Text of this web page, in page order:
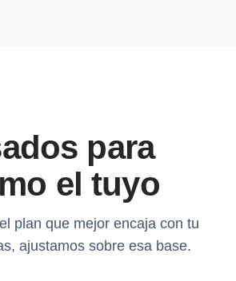
para
el tuyo
plan que mejor encaja con tu
ajustamos sobre esa base.